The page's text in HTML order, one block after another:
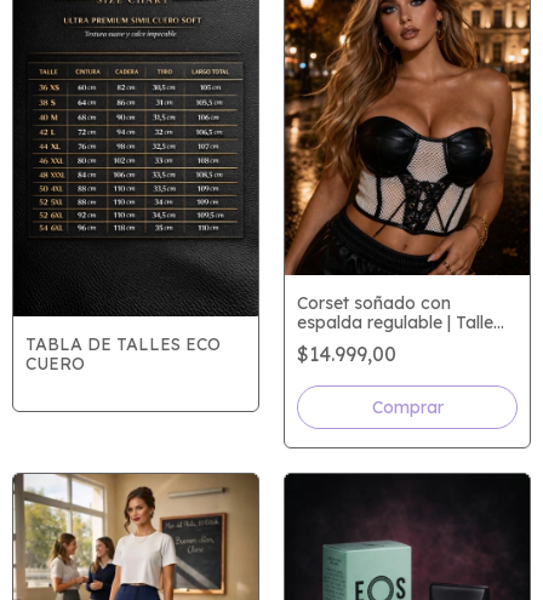
TABLA DE TALLES ECO
CUERO
Corset soñado con
espalda regulable | Talle
único
$14.999,00